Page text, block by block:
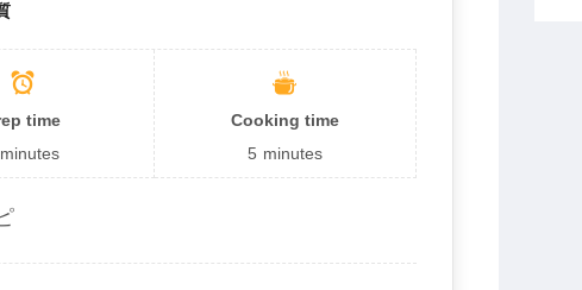
time
minutes
Cooking time
5 minutes